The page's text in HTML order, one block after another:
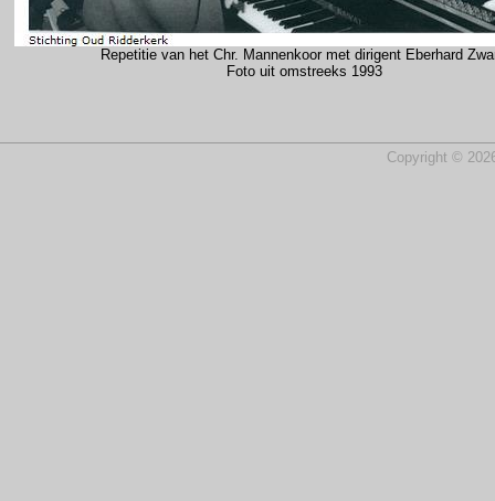
Repetitie van het Chr. Mannenkoor met dirigent Eberhard
Foto uit omstreeks 1993
Copyright ©